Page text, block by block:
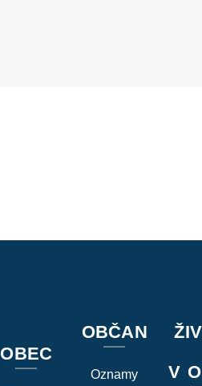
OBEC
OBČAN
Oznamy
V